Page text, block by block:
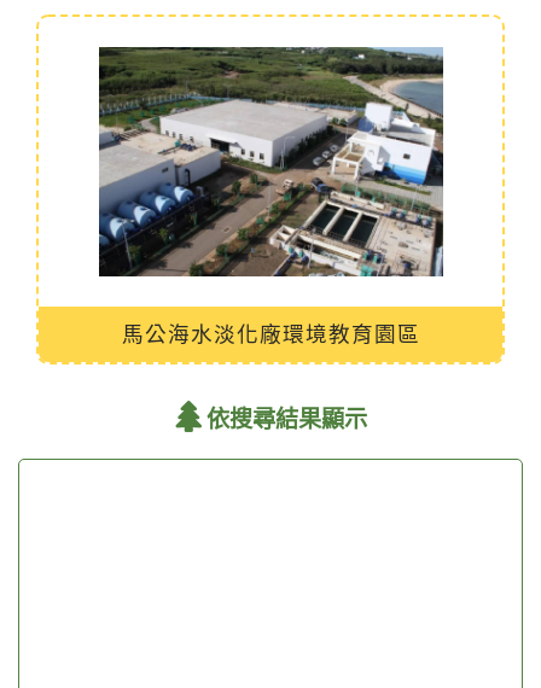
馬公海水淡化廠環境教育園區
依搜尋結果顯示